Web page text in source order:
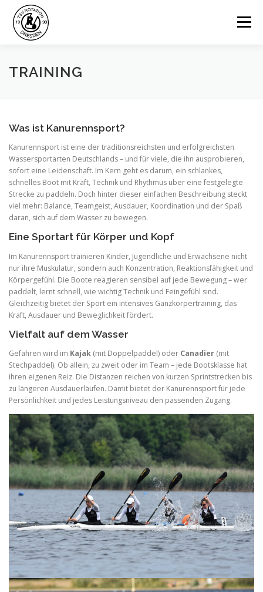
Inhalt
springen
Menü
HOME AKTUELLES
ÜBER UNS LINKS KONTAKT
TRAINING
Was ist Kanurennsport?
Kanurennsport ist eine der traditionsreichsten und erfolgreichsten
Wassersportarten Deutschlands – und für viele, die ihn ausprobieren,
sofort eine Leidenschaft. Im Kern geht es darum, ein schlankes,
schnelles Boot mit Kraft, Technik und Rhythmus über eine festgelegte
Strecke zu paddeln. Doch hinter dieser einfachen Beschreibung steckt
viel mehr: Balance, Teamgeist, Ausdauer, Koordination und der Spaß
daran, sich auf dem Wasser zu bewegen.
Eine Sportart für Körper und Kopf
Im Kanurennsport trainieren Kinder, Jugendliche und Erwachsene nicht
nur ihre Muskulatur, sondern auch Konzentration, Reaktionsfähigkeit und
Körpergefühl. Die Boote reagieren sensibel auf jede Bewegung – wer
paddelt, lernt schnell, wie wichtig Technik und Feingefühl sind.
Gleichzeitig bietet der Sport ein intensives Ganzkörpertraining, das
Kraft, Ausdauer und Beweglichkeit fördert.
Vielfalt auf dem Wasser
Gefahren wird im Kajak (mit Doppelpaddel) oder Canadier (mit
Stechpaddel). Ob allein, zu zweit oder im Team – jede Bootsklasse hat
ihren eigenen Reiz. Die Distanzen reichen von kurzen Sprintstrecken bis
zu längeren Ausdauerläufen. Damit bietet der Kanurennsport für jede
Persönlichkeit und jedes Leistungsniveau den passenden Zugang.